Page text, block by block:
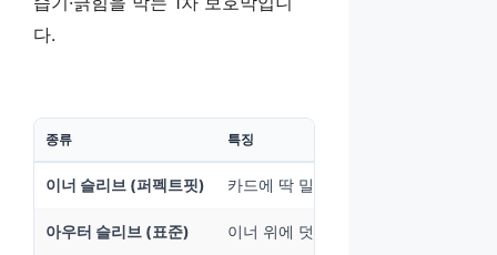
다.
종류 특징
이너 슬리브 (퍼펙트핏) 카드에 딱 밀착, 빈틈 없음
아우터 슬리브 (표준) 이너 위에 덧씌우는 슬리브